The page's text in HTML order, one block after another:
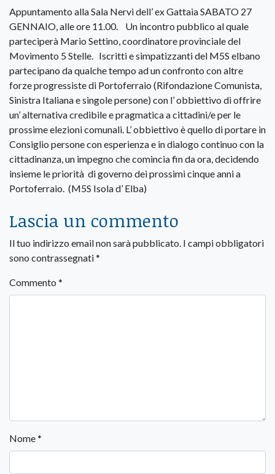
Appuntamento alla Sala Nervi dell’ ex Gattaia SABATO 27
GENNAIO, alle ore 11.00. Un incontro pubblico al quale
parteciperà Mario Settino, coordinatore provinciale del
Movimento 5 Stelle. Iscritti e simpatizzanti del M5S elbano
partecipano da qualche tempo ad un confronto con altre
forze progressiste di Portoferraio (Rifondazione Comunista,
Sinistra Italiana e singole persone) con l’ obbiettivo di offrire
un’ alternativa credibile e pragmatica a cittadini/e per le
prossime elezioni comunali. L’ obbiettivo è quello di portare in
Consiglio persone con esperienza e in dialogo continuo con la
cittadinanza, un impegno che comincia fin da ora, decidendo
insieme le priorità di governo dei prossimi cinque anni a
Portoferraio. (M5S Isola d’ Elba)
Lascia un commento
Il tuo indirizzo email non sarà pubblicato. I campi obbligatori
sono contrassegnati*
Commento *
Nome*